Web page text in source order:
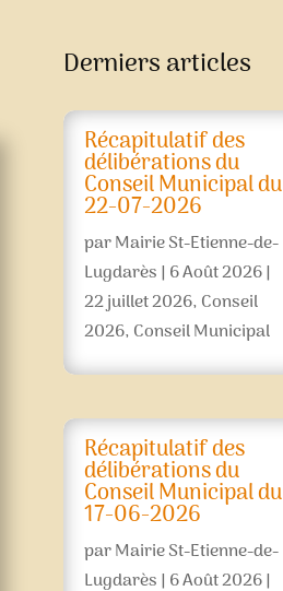
Derniers articles
Récapitulatif des
délibérations du
Conseil Municipal du
22-07-2026
parMairie St-Etienne-de-
Lugdarès| 6 Août 2026|
22 juillet 2026, Conseil
2026, Conseil Municipal
Récapitulatif des
délibérations du
Conseil Municipal du
17-06-2026
parMairie St-Etienne-de-
Lugdarès| 6 Août 2026|